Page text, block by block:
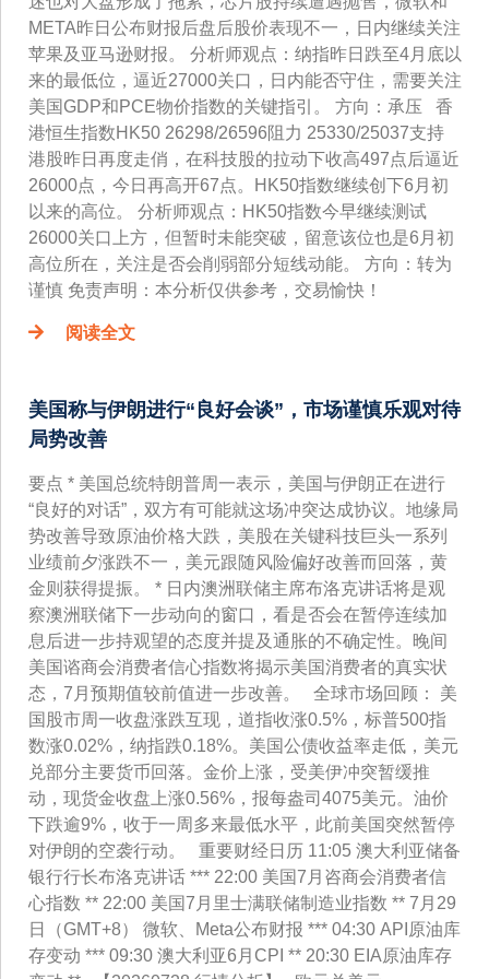
META昨日公布财报后盘后股价表现不一，日内继续关注
苹果及亚马逊财报。 分析师观点：纳指昨日跌至4月底以
来的最低位，逼近27000关口，日内能否守住，需要关注
美国GDP和PCE物价指数的关键指引。 方向：承压 香
港恒生指数HK50 26298/26596阻力 25330/25037支持
港股昨日再度走俏，在科技股的拉动下收高497点后逼近
26000点，今日再高开67点。HK50指数继续创下6月初
以来的高位。 分析师观点：HK50指数今早继续测试
26000关口上方，但暂时未能突破，留意该位也是6月初
高位所在，关注是否会削弱部分短线动能。 方向：转为
谨慎 免责声明：本分析仅供参考，交易愉快！
阅读全文
美国称与伊朗进行“良好会谈”，市场谨慎乐观对待
局势改善
要点 * 美国总统特朗普周一表示，美国与伊朗正在进行
“良好的对话”，双方有可能就这场冲突达成协议。地缘局
势改善导致原油价格大跌，美股在关键科技巨头一系列
业绩前夕涨跌不一，美元跟随风险偏好改善而回落，黄
金则获得提振。 * 日内澳洲联储主席布洛克讲话将是观
察澳洲联储下一步动向的窗口，看是否会在暂停连续加
息后进一步持观望的态度并提及通胀的不确定性。晚间
美国谘商会消费者信心指数将揭示美国消费者的真实状
态，7月预期值较前值进一步改善。 全球市场回顾： 美
国股市周一收盘涨跌互现，道指收涨0.5%，标普500指
数涨0.02%，纳指跌0.18%。美国公债收益率走低，美元
兑部分主要货币回落。金价上涨，受美伊冲突暂缓推
动，现货金收盘上涨0.56%，报每盎司4075美元。油价
下跌逾9%，收于一周多来最低水平，此前美国突然暂停
对伊朗的空袭行动。 重要财经日历 11:05 澳大利亚储备
银行行长布洛克讲话 *** 22:00 美国7月咨商会消费者信
心指数 ** 22:00 美国7月里士满联储制造业指数 ** 7月29
日（GMT+8） 微软、Meta公布财报 *** 04:30 API原油库
存变动 *** 09:30 澳大利亚6月CPI ** 20:30 EIA原油库存